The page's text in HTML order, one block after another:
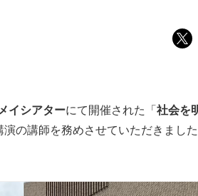
イシアターにて開催された「社会を
の講師を務めさせていただきまし